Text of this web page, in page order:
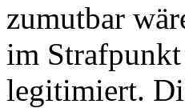
zumutbar
im
legitimiert.